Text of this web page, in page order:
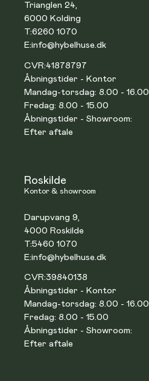
Trianglen 24,
6000 Kolding
T:6260 1070
E:info@hybelhuse.dk
CVR:41878797
Åbningstider - Kontor
Mandag-torsdag: 8.00 - 16.00
Fredag: 8.00 - 15.00
Åbningstider - Showroom:
Efter aftale
Roskilde
Kontor & showroom
Darupvang 9,
4000 Roskilde
T:5460 1070
E:info@hybelhuse.dk
CVR:39840138
Åbningstider - Kontor
Mandag-torsdag: 8.00 - 16.00
Fredag: 8.00 - 15.00
Åbningstider - Showroom:
Efter aftale